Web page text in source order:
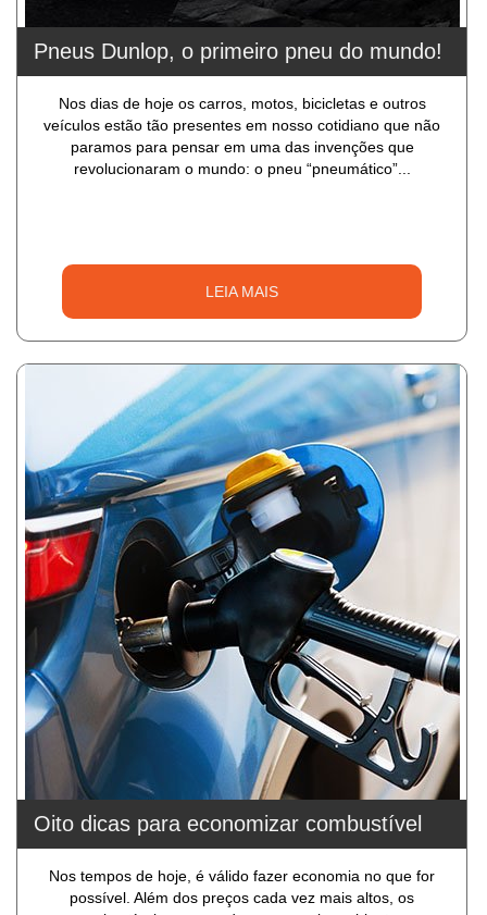
Pneus Dunlop, o primeiro pneu do mundo!
Nos dias de hoje os carros, motos, bicicletas e outros
veículos estão tão presentes em nosso cotidiano que não
paramos para pensar em uma das invenções que
revolucionaram o mundo: o pneu “pneumático”...
LEIA MAIS
Oito dicas para economizar combustível
Nos tempos de hoje, é válido fazer economia no que for
possível. Além dos preços cada vez mais altos, os